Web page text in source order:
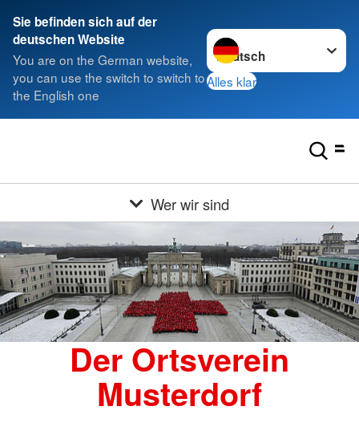
Sie befinden sich auf der
deutschen Website
You are on the German website,
you can use the switch to switch to
the English one
Sprache wechseln zu
Alles klar
Wer wir sind
Der Ortsverein
Musterdorf